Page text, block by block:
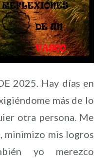
2025. Hay días en
más de lo
otra persona. Me
minimizo mis logros
yo merezco